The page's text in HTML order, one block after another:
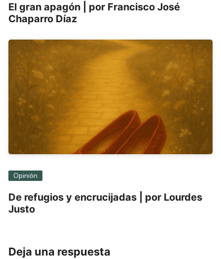
El gran apagón | por Francisco José
Chaparro Díaz
Opinión
De refugios y encrucijadas | por Lourdes
Justo
Deja una respuesta